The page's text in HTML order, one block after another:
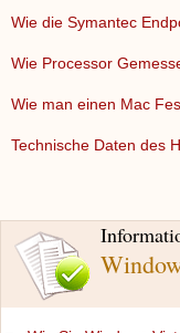
Wie die Symantec
Wie Processor
Wie man einen Mac
Technische Daten des